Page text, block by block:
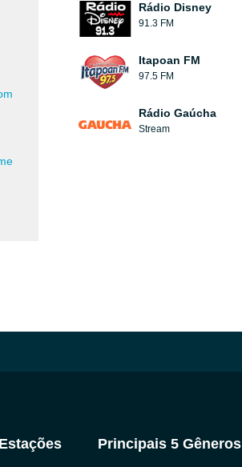
Rádio Disney
91.3 FM
Itapoan FM
97.5 FM
Rádio Gaúcha
Stream
Principais 5 Gêneros